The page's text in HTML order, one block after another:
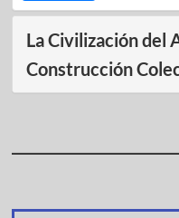
La Civilización del
Construcción